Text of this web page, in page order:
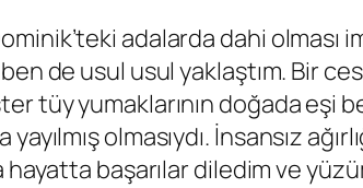
adalarda dahi olması
de usul usul yaklaştım. Bir
tüy yumaklarının doğada
olmasıydı. İnsansız
hayatta başarılar diledim ve